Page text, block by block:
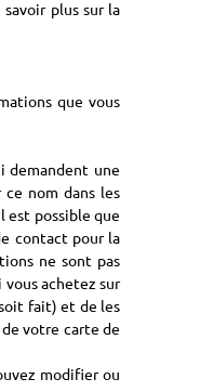
plus sur la
que vous
demandent une
nom dans les
est possible que
contact pour la
ne sont pas
vous achetez sur
fait) et de les
votre carte de
modifier ou